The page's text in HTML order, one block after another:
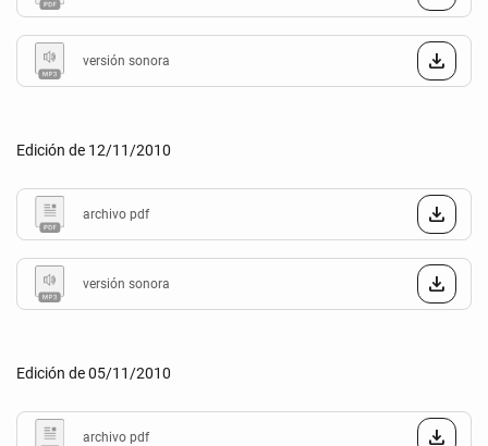
versión sonora
Edición de 12/11/2010
archivo pdf
versión sonora
Edición de 05/11/2010
archivo pdf